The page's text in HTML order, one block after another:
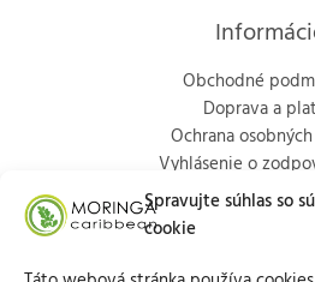
Spravujte súhlas so
cookie
Obchodné
Doprava a
Ochrana
Vyhlásenie o
Politika